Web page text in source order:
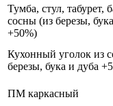
Тумба, стул, табурет,
сосны (из березы,
+50%)
Кухонный уголок из
березы, бука и дуба
ПМ каркасный